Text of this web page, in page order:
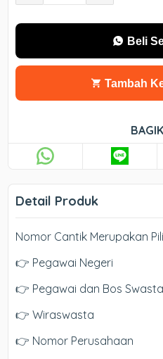
Beli
Tambah
Detail Produk
Nomor Cantik Merupakan
👉 Pegawai Negeri
👉 Pegawai dan Bos Swasta
👉 Wiraswasta
👉 Nomor Perusahaan